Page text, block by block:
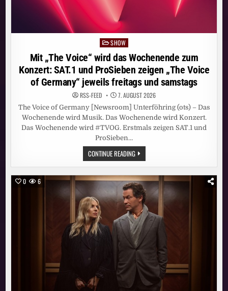
Posted
in
SHOW
Mit „The Voice“ wird das Wochenende zum
Konzert: SAT.1 und ProSieben zeigen „The Voice
of Germany“ jeweils freitags und samstags
RSS-FEED 7. AUGUST 2026
The Voice of Germany [Newsroom] Unterföhring (ots) – Das
Wochenende wird Musik. Das Wochenende wird Konzert.
Das Wochenende wird #TVOG. Erstmals zeigen SAT.1 und
ProSieben…
CONTINUE READINGMIT
„THE
VOICE“
WIRD
DAS
WOCHENENDE
ZUM
KONZERT:
SAT.1
UND
PROSIEBEN
ZEIGEN
„THE
VOICE
OF
GERMANY“
JEWEILS
FREITAGS
UND
SAMSTAGS
0 6